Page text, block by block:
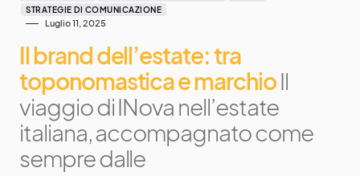
STRATEGIE DI COMUNICAZIONE
Luglio 11, 2025
Il brand dell’estate: tra
toponomastica e marchioIl
viaggio di INova nell’estate
italiana, accompagnato come
sempre dalle